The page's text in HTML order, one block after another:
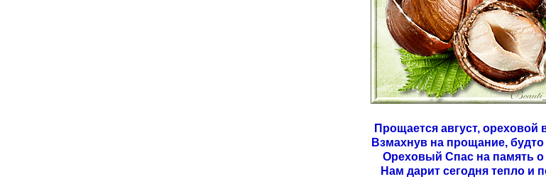
Прощается август, ореховой
Взмахнув на прощание, будто
Ореховый Спас на память о
Нам дарит сегодня тепло и